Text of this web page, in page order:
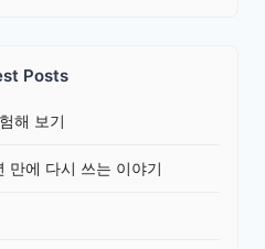
Posts
해 보기
만에 다시 쓰는 이야기